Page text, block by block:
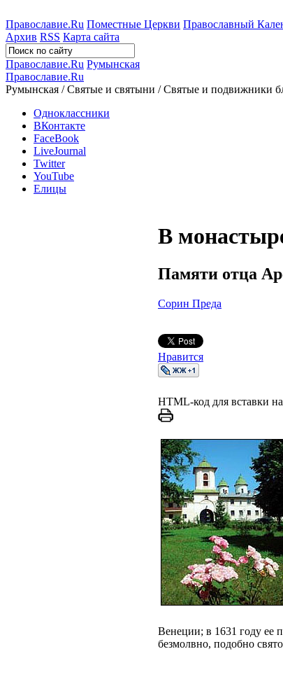
Православие.Ru Поместные Церкви Православный
Архив RSS Карта сайта
Православие.Ru Румынская
Православие.Ru
Румынская / Святые и святыни / Святые и подвижники
Одноклассники
ВКонтакте
FaceBook
LiveJournal
Twitter
YouTube
Елицы
В
Памяти отца
Сорин Преда
Нравится
HTML-код для вставки
Венеции; в 1631 году ее
безмолвно, подобно